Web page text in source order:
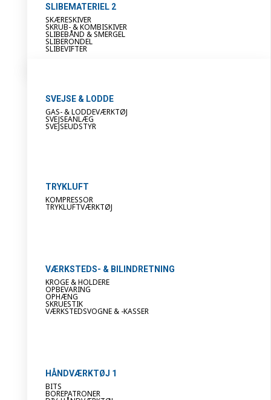
SLIBEMATERIEL 2
SKÆRESKIVER
SKRUB- & KOMBISKIVER
SLIBEBÅND & SMERGEL
SLIBERONDEL
SLIBEVIFTER
SVEJSE & LODDE
GAS- & LODDEVÆRKTØJ
SVEJSEANLÆG
SVEJSEUDSTYR
TRYKLUFT
KOMPRESSOR
TRYKLUFTVÆRKTØJ
VÆRKSTEDS- & BILINDRETNING
KROGE & HOLDERE
OPBEVARING
OPHÆNG
SKRUESTIK
VÆRKSTEDSVOGNE & -KASSER
HÅNDVÆRKTØJ 1
BITS
BOREPATRONER